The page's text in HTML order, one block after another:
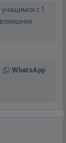
с 1
WhatsApp